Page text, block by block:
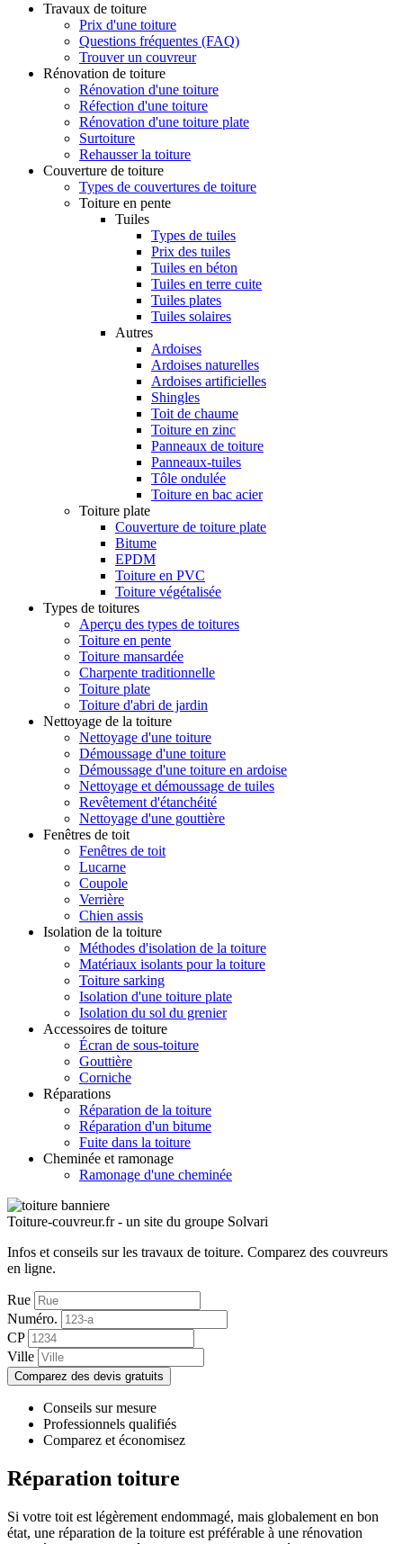
Travaux de toiture
Prix d'une toiture
Questions fréquentes (FAQ)
Trouver un couvreur
Rénovation de toiture
Rénovation d'une toiture
Réfection d'une toiture
Rénovation d'une toiture plate
Surtoiture
Rehausser la toiture
Couverture de toiture
Types de couvertures de toiture
Toiture en pente
Tuiles
Types de tuiles
Prix des tuiles
Tuiles en béton
Tuiles en terre cuite
Tuiles plates
Tuiles solaires
Autres
Ardoises
Ardoises naturelles
Ardoises artificielles
Shingles
Toit de chaume
Toiture en zinc
Panneaux de toiture
Panneaux-tuiles
Tôle ondulée
Toiture en bac acier
Toiture plate
Couverture de toiture plate
Bitume
EPDM
Toiture en PVC
Toiture végétalisée
Types de toitures
Aperçu des types de toitures
Toiture en pente
Toiture mansardée
Charpente traditionnelle
Toiture plate
Toiture d'abri de jardin
Nettoyage de la toiture
Nettoyage d'une toiture
Démoussage d'une toiture
Démoussage d'une toiture en ardoise
Nettoyage et démoussage de tuiles
Revêtement d'étanchéité
Nettoyage d'une gouttière
Fenêtres de toit
Fenêtres de toit
Lucarne
Coupole
Verrière
Chien assis
Isolation de la toiture
Méthodes d'isolation de la toiture
Matériaux isolants pour la toiture
Toiture sarking
Isolation d'une toiture plate
Isolation du sol du grenier
Accessoires de toiture
Écran de sous-toiture
Gouttière
Corniche
Réparations
Réparation de la toiture
Réparation d'un bitume
Fuite dans la toiture
Cheminée et ramonage
Ramonage d'une cheminée
Toiture-couvreur.fr - un site du groupe Solvari
Infos et conseils sur les travaux de toiture. Comparez des couvreurs
en ligne.
Rue
Numéro.
CP
Ville
Comparez des devis gratuits
Conseils sur mesure
Professionnels qualifiés
Comparez et économisez
Réparation toiture
Si votre toit est légèrement endommagé, mais globalement en bon
état, une réparation de la toiture est préférable à une rénovation